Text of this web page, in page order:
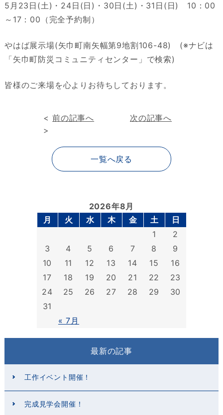
5月23日(土)・24日(日)・30日(土)・31日(日) 10：00
～17：00（完全予約制）
やはば展示場(矢巾町南矢幅第9地割106-48) (※ナビは
「矢巾町防災コミュニティセンター」で検索)
皆様のご来場を心よりお待ちしております。
<前の記事へ
次の記事へ
>
一覧へ戻る
2026年8月
月
火 水 木 金 土 日
« 7月
1
2
3
4 5 6 7 8
9
10
11 12 13 14 15
16
17
18 19 20 21 22
23
24
25 26 27 28 29
30
31
最新の記事
工作イベント開催！
完成見学会開催！